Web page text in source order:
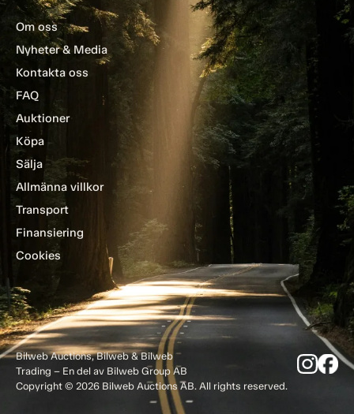
Om oss
Nyheter & Media
Kontakta oss
FAQ
Auktioner
Köpa
Sälja
Allmänna villkor
Transport
Finansiering
Cookies
Bilweb Auctions, Bilweb & Bilweb
Trading – En del av Bilweb Group AB
Copyright © 2026 Bilweb Auctions AB. All rights reserved.